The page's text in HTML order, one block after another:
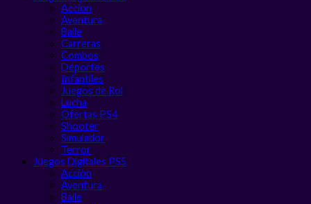
Accion
Aventura
Baile
Carreras
Combos
Deportes
Infantiles
Juegos de Rol
Lucha
Ofertas PS4
Shooter
Simulador
Terror
Juegos Digitales PS5
Accion
Aventura
Baile